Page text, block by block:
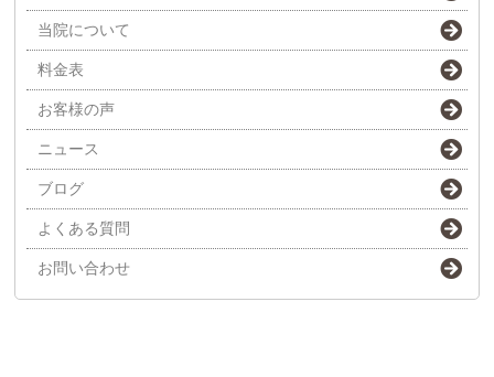
当院について
料金表
お客様の声
ニュース
ブログ
よくある質問
お問い合わせ